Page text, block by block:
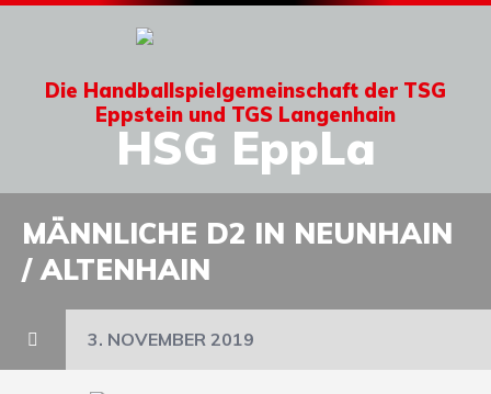
Die Handballspielgemeinschaft der TSG
Eppstein und TGS Langenhain
HSG EppLa
MÄNNLICHE D2 IN NEUNHAIN
/ ALTENHAIN
3. NOVEMBER 2019